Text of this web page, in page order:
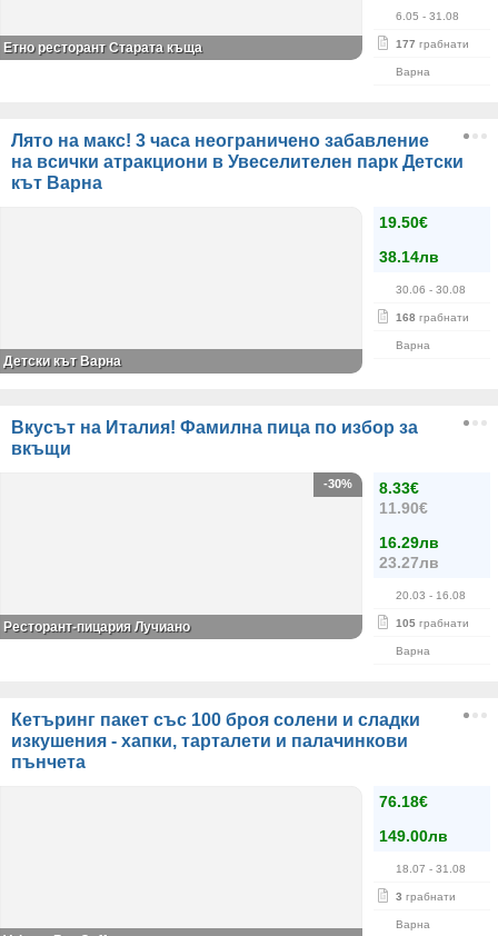
6.05 - 31.08
177 грабнати
Варна
Етно ресторант Старата къща
Лято на макс! 3 часа неограничено забавление
на всички атракциони в Увеселителен парк Детски
кът Варна
19.50€
38.14лв
30.06 - 30.08
168 грабнати
Варна
Детски кът Варна
Вкусът на Италия! Фамилна пица по избор за
вкъщи
8.33€
11.90€
16.29лв
23.27лв
20.03 - 16.08
105 грабнати
Варна
-30%
Ресторант-пицария Лучиано
Кетъринг пакет със 100 броя солени и сладки
изкушения - хапки, тарталети и палачинкови
пънчета
76.18€
149.00лв
18.07 - 31.08
3 грабнати
Варна